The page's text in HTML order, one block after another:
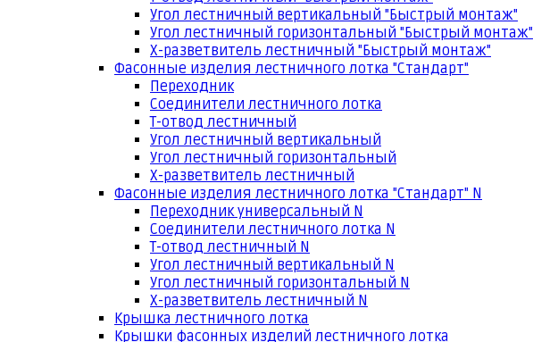
Угол лестничный вертикальный "Быстрый монтаж"
Угол лестничный горизонтальный "Быстрый монтаж"
Х-разветвитель лестничный "Быстрый монтаж"
Фасонные изделия лестничного лотка "Стандарт"
Переходник
Соединители лестничного лотка
Т-отвод лестничный
Угол лестничный вертикальный
Угол лестничный горизонтальный
Х-разветвитель лестничный
Фасонные изделия лестничного лотка "Стандарт" N
Переходник универсальный N
Соединители лестничного лотка N
Т-отвод лестничный N
Угол лестничный вертикальный N
Угол лестничный горизонтальный N
Х-разветвитель лестничный N
Крышка лестничного лотка
Крышки фасонных изделий лестничного лотка